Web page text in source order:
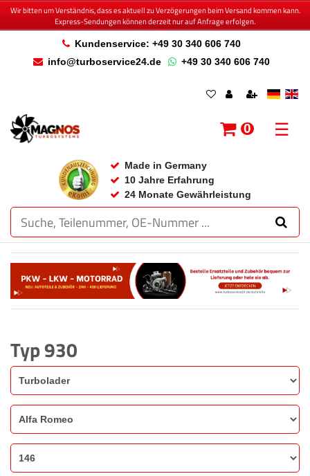
Wir bitten um Verständnis, dass es aktuell zu Verzögerungen beim Versand kommen kann.
Express-Sendungen können derzeit nur auf Anfrage erfolgen.
Kundenservice: +49 30 340 606 740
info@turboservice24.de
+49 30 340 606 740
Made in Germany
10 Jahre Erfahrung
24 Monate Gewährleistung
0 ☰
Typ 930